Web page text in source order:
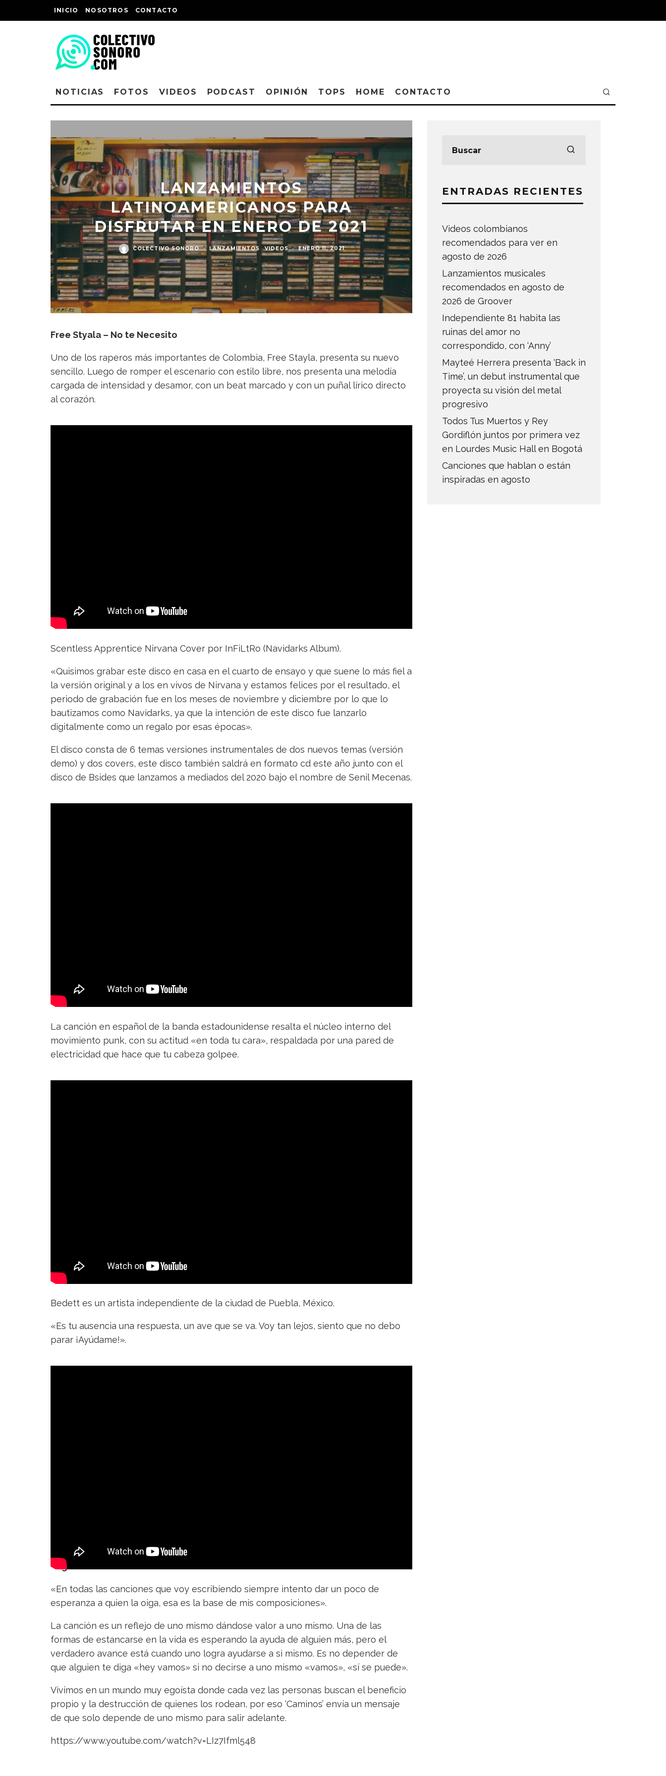
INICIO NOSOTROS CONTACTO
NOTICIAS FOTOS VIDEOS PODCAST OPINIÓN TOPS HOME CONTACTO
LANZAMIENTOS
LATINOAMERICANOS PARA
DISFRUTAR EN ENERO DE 2021
COLECTIVO SONORO · LANZAMIENTOS VIDEOS · ENERO 11, 2021
Free Styala – No te Necesito
Uno de los raperos más importantes de Colombia, Free Stayla, presenta su nuevo
sencillo. Luego de romper el escenario con estilo libre, nos presenta una melodía
cargada de intensidad y desamor, con un beat marcado y con un puñal lírico directo
al corazón.
InFiLtRo – Navidarks
Scentless Apprentice Nirvana Cover por InFiLtRo (Navidarks Album).
«Quisimos grabar este disco en casa en el cuarto de ensayo y que suene lo más fiel a
la versión original y a los en vivos de Nirvana y estamos felices por el resultado, el
periodo de grabación fue en los meses de noviembre y diciembre por lo que lo
bautizamos como Navidarks, ya que la intención de este disco fue lanzarlo
digitalmente como un regalo por esas épocas».
El disco consta de 6 temas versiones instrumentales de dos nuevos temas (versión
demo) y dos covers, este disco también saldrá en formato cd este año junto con el
disco de Bsides que lanzamos a mediados del 2020 bajo el nombre de Senil Mecenas.
Toxic Tito – Zombie
La canción en español de la banda estadounidense resalta el núcleo interno del
movimiento punk, con su actitud «en toda tu cara», respaldada por una pared de
electricidad que hace que tu cabeza golpee.
Bedett – Ausencia
Bedett es un artista independiente de la ciudad de Puebla, México.
«Es tu ausencia una respuesta, un ave que se va. Voy tan lejos, siento que no debo
parar ¡Ayúdame!».
Sugastti feat Nato – Caminos
«En todas las canciones que voy escribiendo siempre intento dar un poco de
esperanza a quien la oiga, esa es la base de mis composiciones».
La canción es un reflejo de uno mismo dándose valor a uno mismo. Una de las
formas de estancarse en la vida es esperando la ayuda de alguien más, pero el
verdadero avance está cuando uno logra ayudarse a si mismo. Es no depender de
que alguien te diga «hey vamos» si no decirse a uno mismo «vamos», «sí se puede».
Vivimos en un mundo muy egoísta donde cada vez las personas buscan el beneficio
propio y la destrucción de quienes los rodean, por eso ‘Caminos’ envía un mensaje
de que solo depende de uno mismo para salir adelante.
https://www.youtube.com/watch?v=LIz7Ifml548
ENTRADAS RECIENTES
Videos colombianos
recomendados para ver en
agosto de 2026
Lanzamientos musicales
recomendados en agosto de
2026 de Groover
Independiente 81 habita las
ruinas del amor no
correspondido, con ‘Anny’
Mayteé Herrera presenta ‘Back in
Time’, un debut instrumental que
proyecta su visión del metal
progresivo
Todos Tus Muertos y Rey
Gordiflón juntos por primera vez
en Lourdes Music Hall en Bogotá
Canciones que hablan o están
inspiradas en agosto